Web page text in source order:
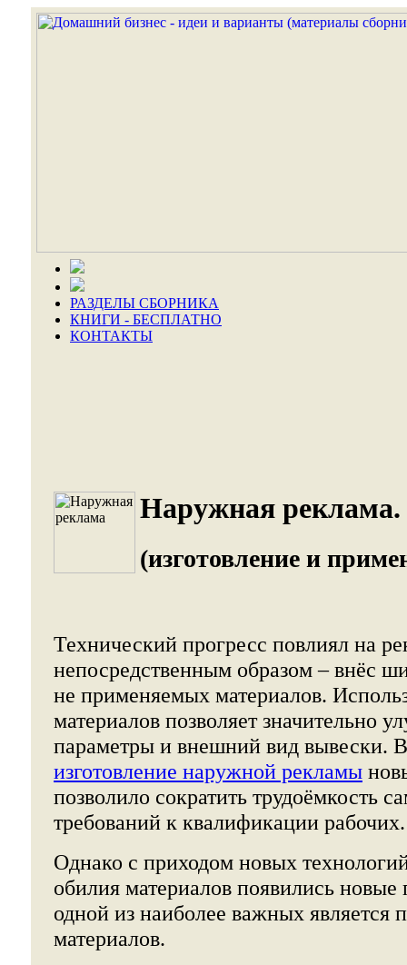
РАЗДЕЛЫ СБОРНИКА
КНИГИ - БЕСПЛАТНО
КОНТАКТЫ
Наружная реклама.
(изготовление и
Технический прогресс повлиял на
непосредственным образом – внёс
не применяемых материалов.
материалов позволяет значительно
параметры и внешний вид вывески.
изготовление наружной рекламы
позволило сократить трудоёмкость
требований к квалификации рабочих.
Однако с приходом новых
обилия материалов появились
одной из наиболее важных является
материалов.